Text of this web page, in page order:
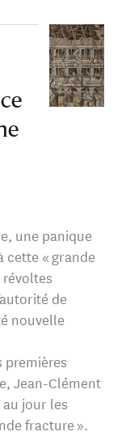
une panique
cette « grande
de
nouvelle
premières
Jean-Clément
jour les
fracture ».